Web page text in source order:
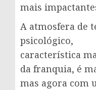
mais
A atmosfera de
psicológico,
característica
da franquia, é
mas agora com